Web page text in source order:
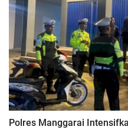
Polres Manggarai